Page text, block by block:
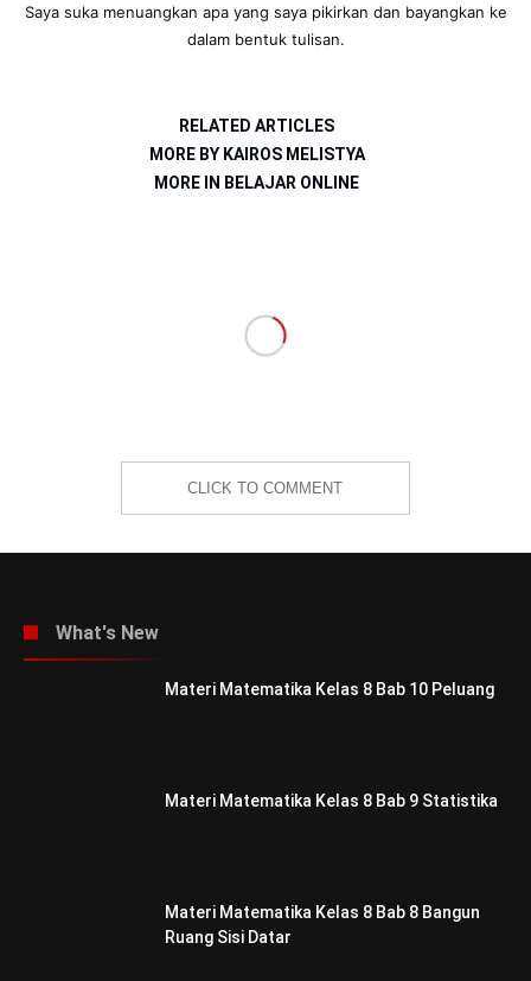
Saya suka menuangkan apa yang saya pikirkan dan bayangkan ke
dalam bentuk tulisan.
RELATED ARTICLES
MORE BY KAIROS MELISTYA
MORE IN BELAJAR ONLINE
CLICK TO COMMENT
What's New
Materi Matematika Kelas 8 Bab 10 Peluang
Materi Matematika Kelas 8 Bab 9 Statistika
Materi Matematika Kelas 8 Bab 8 Bangun
Ruang Sisi Datar